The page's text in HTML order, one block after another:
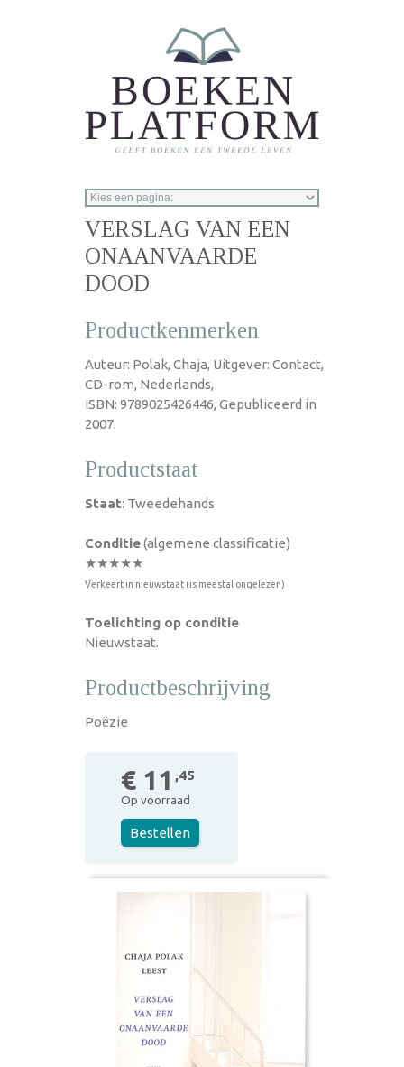
VERSLAG VAN EEN
ONAANVAARDE
DOOD
Productkenmerken
Auteur: Polak, Chaja, Uitgever: Contact,
CD-rom, Nederlands,
ISBN: 9789025426446, Gepubliceerd in
2007.
Productstaat
Staat: Tweedehands
Conditie(algemene classificatie)
★★★★★
Verkeert in nieuwstaat (is meestal ongelezen)
Toelichting op conditie
Nieuwstaat.
Productbeschrijving
Poëzie
€ 11 ,45
Op voorraad
Bestellen